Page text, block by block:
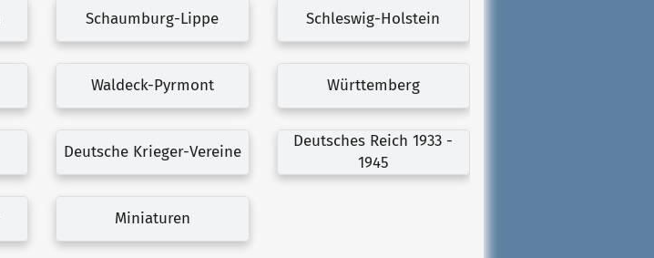
Schaumburg-Lippe Schleswig-Holstein
Waldeck-Pyrmont Württemberg
Deutsche Krieger-Vereine
Deutsches Reich 1933 -
1945
Miniaturen